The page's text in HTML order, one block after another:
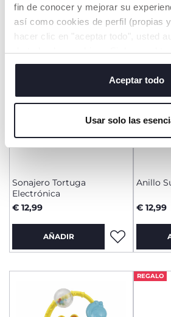
fin de conocer y mejorar su
así como cookies de perfil (propias
hacer clic en "aceptar todo", usted
de todas las cookies. Si desea
o cambiar o revocar el
algunas cookies, haga clic en
cerrar este banner, usted consiente
servicio solicitado.
Aceptar todo
Usar solo las
AÑADIR
Sonajero Tortuga
Electrónica
€ 12,99
AÑADIR
Anillo
€ 12,99
REGALO